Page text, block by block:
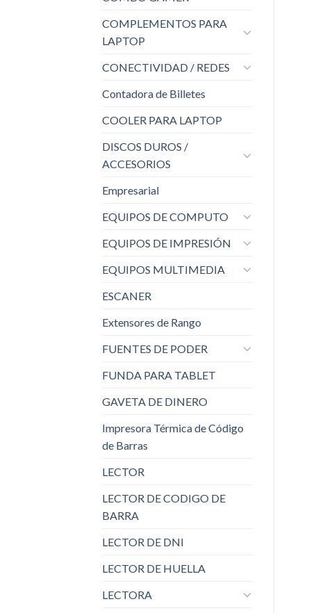
COMPLEMENTOS PARA
LAPTOP
CONECTIVIDAD / REDES
Contadora de Billetes
COOLER PARA LAPTOP
DISCOS DUROS /
ACCESORIOS
Empresarial
EQUIPOS DE COMPUTO
EQUIPOS DE IMPRESIÓN
EQUIPOS MULTIMEDIA
ESCANER
Extensores de Rango
FUENTES DE PODER
FUNDA PARA TABLET
GAVETA DE DINERO
Impresora Térmica de Código
de Barras
LECTOR
LECTOR DE CODIGO DE
BARRA
LECTOR DE DNI
LECTOR DE HUELLA
LECTORA